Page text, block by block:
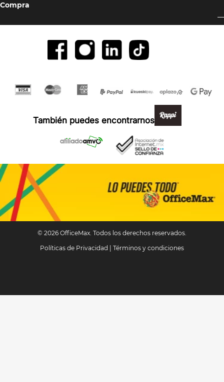
Compra
Formas de pago y compra 100% segura
También puedes encontrarnos en:
© 2026 OfficeMax. Todos los derechos reservados.
Políticas de Privacidad
Términos y condiciones